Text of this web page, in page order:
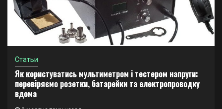
Статьи
Як користуватись мультиметром і тестером напруги:
перевіряємо розетки, батарейки та електропроводку
вдома